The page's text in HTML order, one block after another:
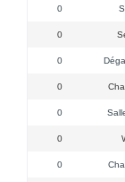
0
0
0
0
0
0
0